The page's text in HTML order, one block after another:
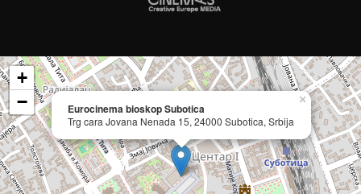
Eurocinema bioskop Subotica
Trg cara Jovana Nenada 15, 24000 Subotica, Srbija
×
+
−